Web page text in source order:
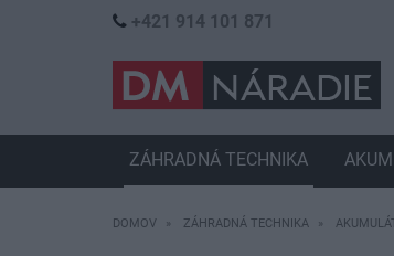
DOMOV ZÁHRADNÁ TECHNIKA
+421 914 101 871
ZÁHRADNÁ TECHNIKA